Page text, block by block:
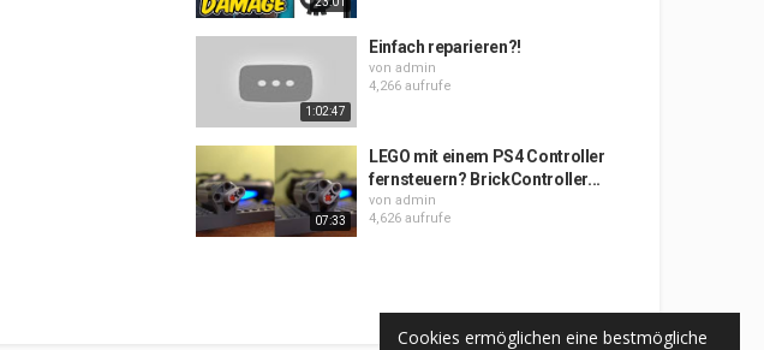
Cookies ermöglichen eine bestmögliche
1:02:47
Einfach reparieren?!
von admin
4,266 aufrufe
07:33
LEGO mit einem PS4 Controller
fernsteuern? BrickController...
von admin
4,626 aufrufe